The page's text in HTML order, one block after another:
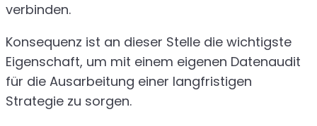
verbinden.
Konsequenz ist an dieser Stelle die wichtigste
Eigenschaft, um mit einem eigenen Datenaudit
für die Ausarbeitung einer langfristigen
Strategie zu sorgen.